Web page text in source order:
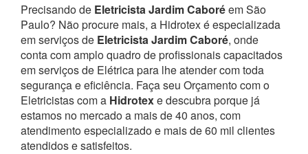
Precisando de Eletricista Jardim Caboréem São
Paulo? Não procure mais, a Hidrotex é especializada
em serviços de Eletricista Jardim Caboré, onde
conta com amplo quadro de profissionais capacitados
em serviços de Elétrica para lhe atender com toda
segurança e eficiência. Faça seu Orçamento com o
Eletricistas com a Hidrotexe descubra porque já
estamos no mercado a mais de 40 anos, com
atendimento especializado e mais de 60 mil clientes
atendidos e satisfeitos.